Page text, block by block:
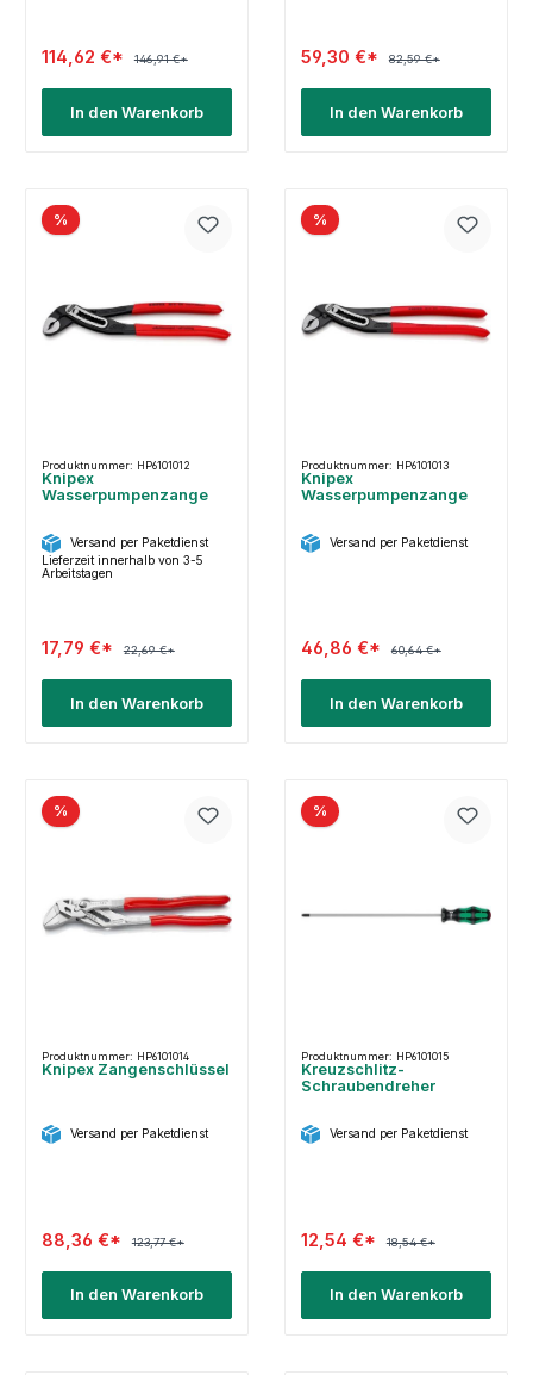
114,62 €* 146,91 €*
In den Warenkorb
59,30 €* 82,59 €*
In den Warenkorb
%
Produktnummer: HP6101012
Knipex
Wasserpumpenzange
Versand per Paketdienst
Lieferzeit innerhalb von 3-5
Arbeitstagen
17,79 €* 22,69 €*
In den Warenkorb
%
Produktnummer: HP6101013
Knipex
Wasserpumpenzange
Versand per Paketdienst
46,86 €* 60,64 €*
In den Warenkorb
%
Produktnummer: HP6101014
Knipex Zangenschlüssel
Versand per Paketdienst
88,36 €* 123,77 €*
In den Warenkorb
%
Produktnummer: HP6101015
Kreuzschlitz-
Schraubendreher
Versand per Paketdienst
12,54 €* 18,54 €*
In den Warenkorb